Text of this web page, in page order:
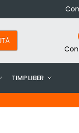
TIMP LIBER